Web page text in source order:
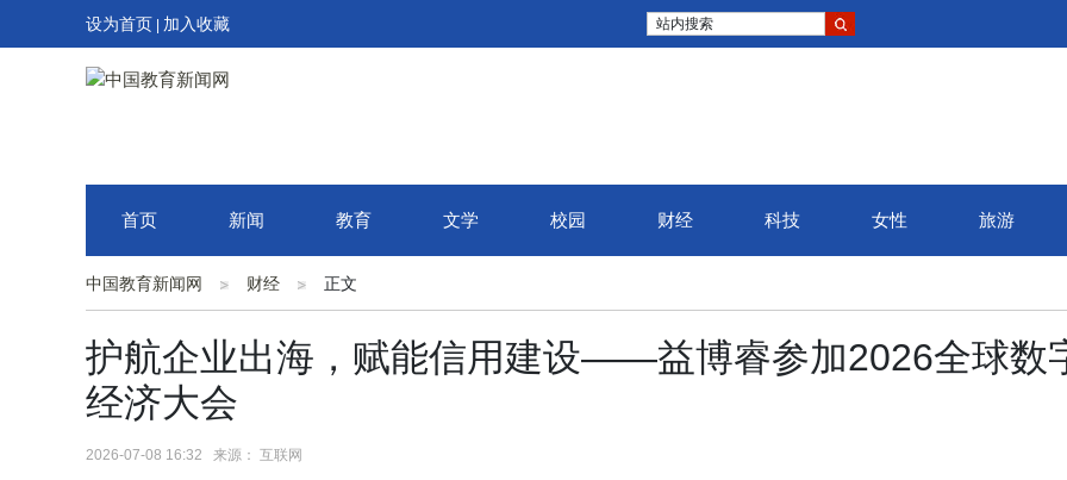
设为首页 加入收藏 站内搜索
首页 新闻 教育 文学 校园 财经 科技 女性 旅游
中国教育新闻网 财经 正文
护航企业出海，赋能信用建设——益博睿参加2026全球数
经济大会
2026-07-08 16:32 来源： 互联网